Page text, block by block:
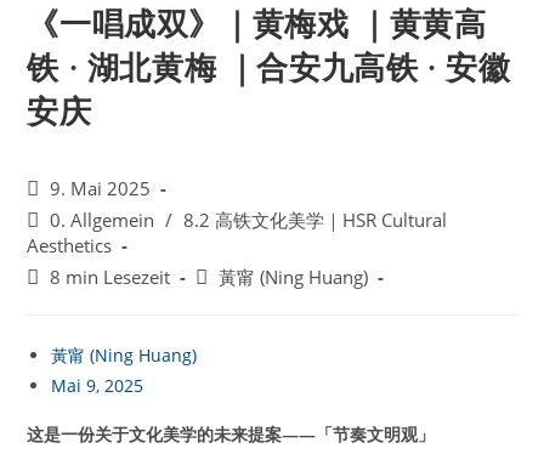
《一唱成双》｜黄梅戏 ｜黄黄高
铁 · 湖北黄梅 ｜合安九高铁 · 安徽
安庆
Beitrag
veröffentlicht:
9. Mai 2025
Beitrags-
Kategorie:
0. Allgemein / 8.2 高铁文化美学｜HSR Cultural
Aesthetics
Lesedauer:
8 min Lesezeit
Beitrags-
黃甯 (Ning Huang)
黃甯 (Ning Huang)
Mai 9, 2025
这是一份关于文化美学的未来提案——「节奏文明观」